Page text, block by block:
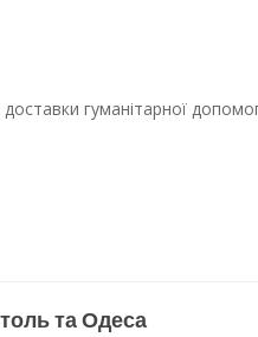
гуманітарної
та Одеса